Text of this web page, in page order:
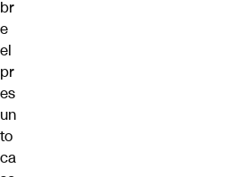
br
e
el
pr
es
un
to
ca